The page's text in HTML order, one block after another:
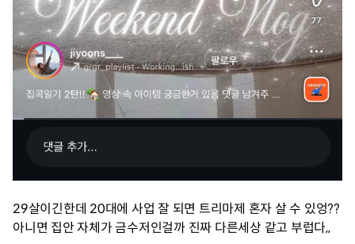
29살이긴한데 20대에 사업 잘 되면 트리마제 혼자 살 수 있엉??
아니면 집안 자체가 금수저인걸까 진짜 다른세상 같고 부럽다,,